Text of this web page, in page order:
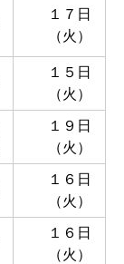
１７日
（火）
１５日
（火）
１９日
（火）
１６日
（火）
１６日
（火）